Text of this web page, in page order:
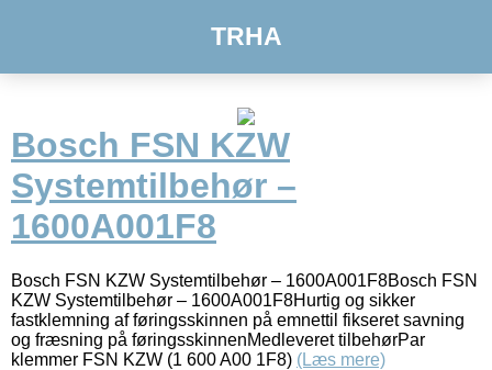
TRHA
Bosch FSN KZW
Systemtilbehør –
1600A001F8
Bosch FSN KZW Systemtilbehør – 1600A001F8Bosch FSN
KZW Systemtilbehør – 1600A001F8Hurtig og sikker
fastklemning af føringsskinnen på emnettil fikseret savning
og fræsning på føringsskinnenMedleveret tilbehørPar
klemmer FSN KZW (1 600 A00 1F8) (Læs mere)